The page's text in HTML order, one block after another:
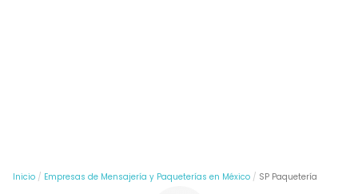
Inicio Empresas de Mensajería y Paqueterías en México SP Paquetería